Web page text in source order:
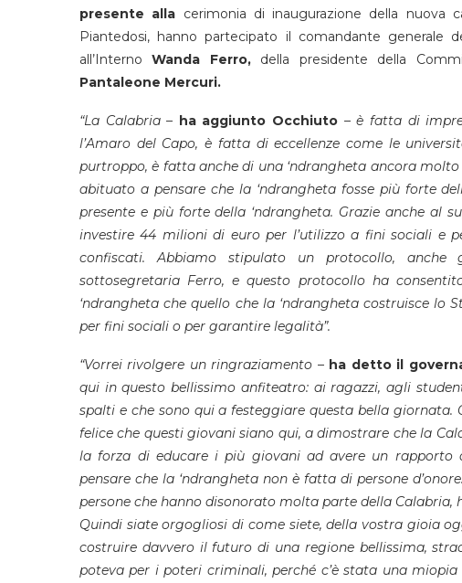
presente alla cerimonia di inaugurazione della nuova
Piantedosi, hanno partecipato il comandante generale
all’Interno Wanda Ferro, della presidente della
Pantaleone Mercuri.
“La Calabria– ha aggiunto Occhiuto –è fatta di
l’Amaro del Capo, è fatta di eccellenze come le
purtroppo, è fatta anche di una ‘ndrangheta ancora
abituato a pensare che la ‘ndrangheta fosse più forte
presente e più forte della ‘ndrangheta. Grazie anche al
investire 44 milioni di euro per l’utilizzo a fini sociali e
confiscati. Abbiamo stipulato un protocollo, anche
sottosegretaria Ferro, e questo protocollo ha
‘ndrangheta che quello che la ‘ndrangheta costruisce lo
per fini sociali o per garantire legalità”.
“Vorrei rivolgere un ringraziamento – ha detto il
qui in questo bellissimo anfiteatro: ai ragazzi, agli
spalti e che sono qui a festeggiare questa bella
felice che questi giovani siano qui, a dimostrare che la
la forza di educare i più giovani ad avere un rapporto
pensare che la ‘ndrangheta non è fatta di persone
persone che hanno disonorato molta parte della
Quindi siate orgogliosi di come siete, della vostra gioia
costruire davvero il futuro di una regione bellissima,
poteva per i poteri criminali, perché c’è stata una